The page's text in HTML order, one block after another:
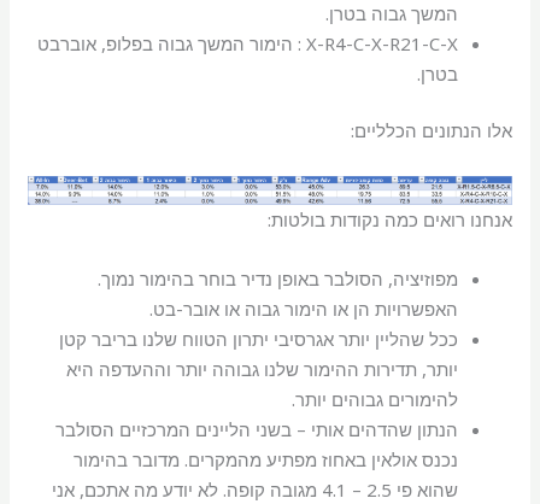
המשך גבוה בטרן.
X-R4-C-X-R21-C-X : הימור המשך גבוה בפלופ, אוברבט
בטרן.
אלו הנתונים הכלליים:
אנחנו רואים כמה נקודות בולטות:
מפוזיציה, הסולבר באופן נדיר בוחר בהימור נמוך.
האפשרויות הן או הימור גבוה או אובר-בט.
ככל שהליין יותר אגרסיבי יתרון הטווח שלנו בריבר קטן
יותר, תדירות ההימור שלנו גבוהה יותר וההעדפה היא
להימורים גבוהים יותר.
הנתון שהדהים אותי – בשני הליינים המרכזיים הסולבר
נכנס אולאין באחוז מפתיע מהמקרים. מדובר בהימור
שהוא פי 2.5 – 4.1 מגובה קופה. לא יודע מה אתכם, אני